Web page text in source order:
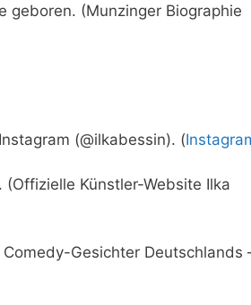
geboren. (Munzinger Biographie
(@ilkabessin). (
Künstler-Website Ilka
Gesichter Deutschlands